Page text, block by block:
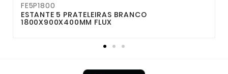
FE5P1800
ESTANTE 5 PRATELEIRAS BRANCO
1800X900X400MM FLUX